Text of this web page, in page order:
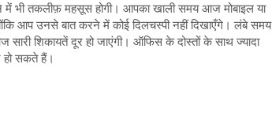
भी तकलीफ़ महसूस होगी। आपका खाली समय आज मोबाइल या
आप उनसे बात करने में कोई दिलचस्पी नहीं दिखाएँगे। लंबे समय
शिकायतें दूर हो जाएंगी। ऑफिस के दोस्तों के साथ ज्यादा
हो सकते हैं।